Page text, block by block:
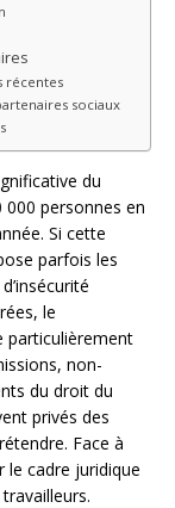
récentes
sociaux
du
personnes en
Si cette
parfois les
le
particulièrement
non-
du droit du
privés des
Face à
le cadre juridique